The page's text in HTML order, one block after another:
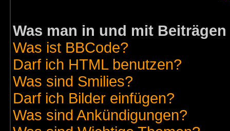
Was man in und mit
Was ist BBCode?
Darf ich HTML benutzen?
Was sind Smilies?
Darf ich Bilder einfügen?
Was sind Ankündigungen?